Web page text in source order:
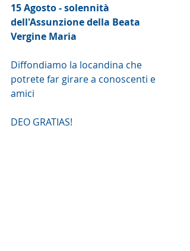
15 Agosto - solennità
dell'Assunzione della Beata
Vergine Maria
Diffondiamo la locandina che
potrete far girare a conoscenti e
amici
DEO GRATIAS!